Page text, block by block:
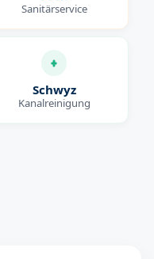
Sanitärservice
Schwyz
Kanalreinigung